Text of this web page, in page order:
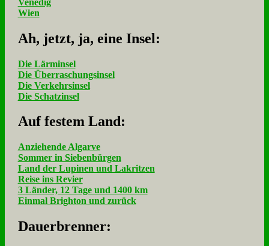
Wien
Ah, jetzt, ja, ei­ne In­sel:
Die Lärminsel
Die Überraschungsinsel
Die Verkehrsinsel
Die Schatzinsel
Auf fe­stem Land:
Anziehende Algarve
Sommer in Siebenbürgen
Land der Lupinen und Lakritzen
Reise ins Revier
3 Länder, 12 Tage und 1400 km
Einmal Brighton und zurück
Dau­er­bren­ner: